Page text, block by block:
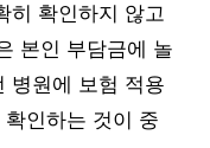
히 확인하지 않고
본인 부담금에 놀
병원에 보험 적용
인하는 것이 중